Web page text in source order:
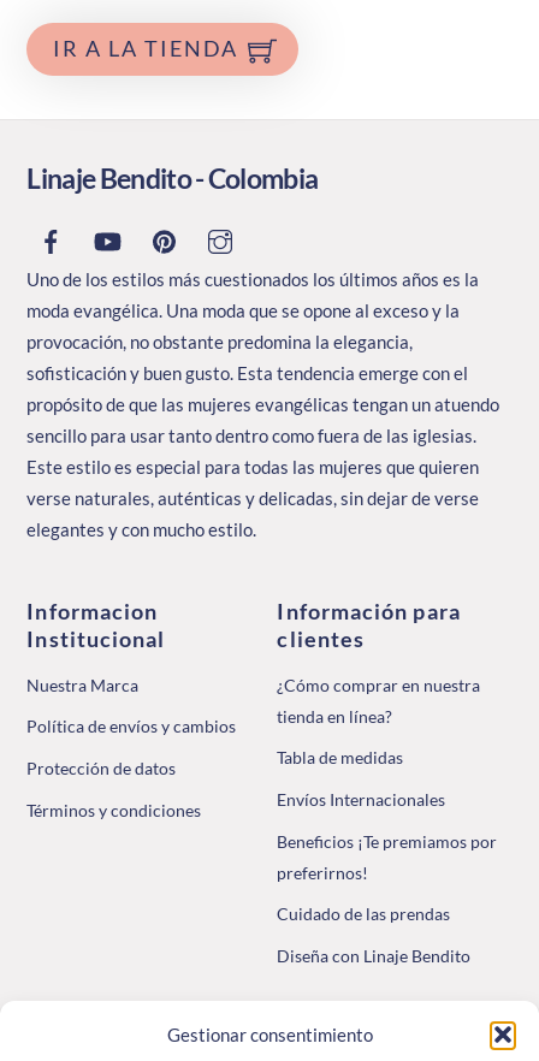
Gestionar consentimiento
IR A LA TIENDA
Linaje Bendito - Colombia
Uno de los estilos más cuestionados los últimos años es la
moda evangélica. Una moda que se opone al exceso y la
provocación, no obstante predomina la elegancia,
sofisticación y buen gusto. Esta tendencia emerge con el
propósito de que las mujeres evangélicas tengan un atuendo
sencillo para usar tanto dentro como fuera de las iglesias.
Este estilo es especial para todas las mujeres que quieren
verse naturales, auténticas y delicadas, sin dejar de verse
elegantes y con mucho estilo.
Informacion
Institucional
Nuestra Marca
Política de envíos y cambios
Protección de datos
Términos y condiciones
Información para
clientes
¿Cómo comprar en nuestra
tienda en línea?
Tabla de medidas
Envíos Internacionales
Beneficios ¡Te premiamos por
preferirnos!
Cuidado de las prendas
Diseña con Linaje Bendito
Compra en WhatsApp